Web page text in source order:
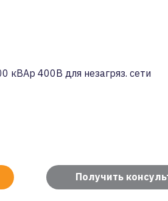
кВАр 400В для незагряз. сети
Получить